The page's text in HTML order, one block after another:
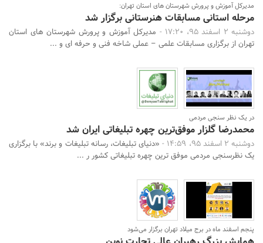
جستجو
مدیرکل آموزش و پرورش شهرستان های استان تهران:
مرحله استانی مسابقات هنرستانی برگزار شد
دوشنبه 2 اسفند 95، 17:20 -
مدیرکل آموزش و پرورش شهرستان های استان
تهران از برگزاری مسابقات علمی – عملی شاخه فنی و حرفه ای و ...
در یک نظر سنجی مردمی
محمدرضا گلزار موفق‌ترین چهره تبلیغاتی ایران شد
دوشنبه 2 اسفند 95، 14:59 -
«دنیای تبلیغات، رسانه تبلیغات و برند» با برگزاری
یک نظرسنجی مردمی موفق ترین چهره تبلیغاتی کشور ر ...
پنجم اسفند ماه در برج میلاد تهران برگزار می‌شود